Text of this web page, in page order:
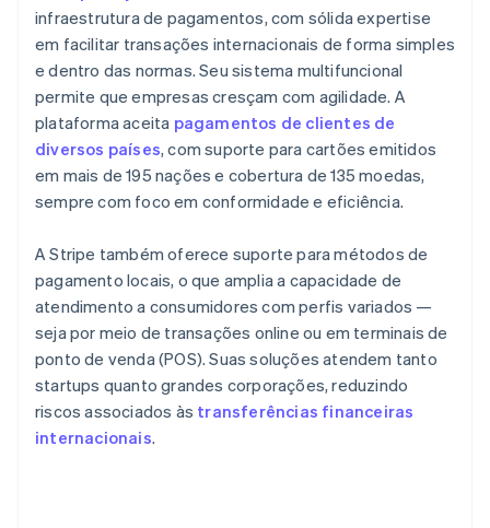
infraestrutura de pagamentos, com sólida expertise
em facilitar transações internacionais de forma simples
e dentro das normas. Seu sistema multifuncional
permite que empresas cresçam com agilidade. A
plataforma aceita pagamentos de clientes de
diversos países, com suporte para cartões emitidos
em mais de 195 nações e cobertura de 135 moedas,
sempre com foco em conformidade e eficiência.
A Stripe também oferece suporte para métodos de
pagamento locais, o que amplia a capacidade de
atendimento a consumidores com perfis variados —
seja por meio de transações online ou em terminais de
ponto de venda (POS). Suas soluções atendem tanto
startups quanto grandes corporações, reduzindo
riscos associados às transferências financeiras
internacionais.